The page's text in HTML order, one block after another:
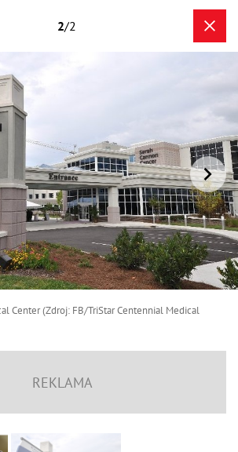
2/2
Center (Zdroj: FB/TriStar Centennial Medical